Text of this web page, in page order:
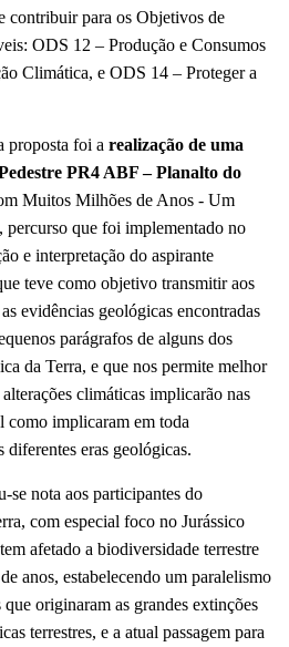
contribuir para os Objetivos de
ODS 12 – Produção e Consumos
Climática, e ODS 14 – Proteger a
proposta foi a realização de uma
PR4 ABF – Planalto do
Muitos Milhões de Anos - Um
que foi implementado no
e interpretação do aspirante
teve como objetivo transmitir aos
evidências geológicas encontradas
parágrafos de alguns dos
da Terra, e que nos permite melhor
climáticas implicarão nas
como implicaram em toda
eras geológicas.
se nota aos participantes do
com especial foco no Jurássico
afetado a biodiversidade terrestre
anos, estabelecendo um paralelismo
originaram as grandes extinções
terrestres, e a atual passagem para